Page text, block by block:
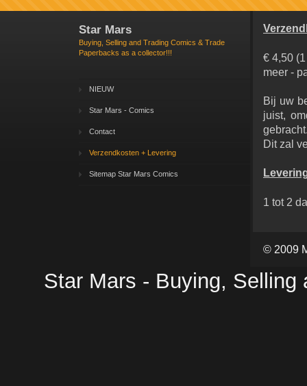
Star Mars
Buying, Selling and Trading Comics & Trade
Paperbacks as a collector!!!
NIEUW
Star Mars - Comics
Contact
Verzendkosten + Levering
Sitemap Star Mars Comics
€ 4,50
meer -
Bij uw
juist,
Dit zal
1 tot 2
© 2009
Star Mars - Buying, Selling